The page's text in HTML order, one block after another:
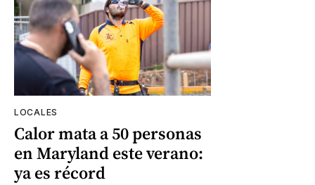
LOCALES
Calor mata a 50 personas
en Maryland este verano:
ya es récord